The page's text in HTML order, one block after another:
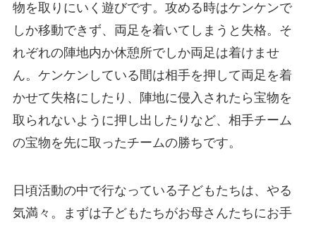
物を取りにいく遊びです。攻める時はケンケンで
しか移動できず、両足を着いてしまうと失格。そ
れぞれの陣地内か休憩所でしか両足は着けませ
ん。ケンケンしている間は相手を押して両足を着
かせて失格にしたり、陣地に侵入されたら宝物を
取られないように押し出したりなど、相手チーム
の宝物を先に取ったチームの勝ちです。
日頃活動の中で行なっている子どもたちは、やる
気満々。まずは子どもたちがお母さんたちにお手